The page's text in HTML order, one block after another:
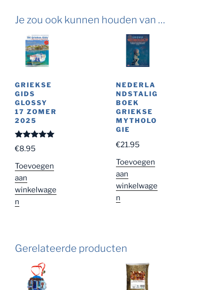
Je zou ook kunnen houden van …
GRIEKSE
GIDS
GLOSSY
17 ZOMER
2025
Gewaardeer
d5.00
€8.95
Toevoegen
aan
winkelwage
n
NEDERLA
NDSTALIG
BOEK
GRIEKSE
MYTHOLO
GIE
€21.95
Toevoegen
aan
winkelwage
n
Gerelateerde producten